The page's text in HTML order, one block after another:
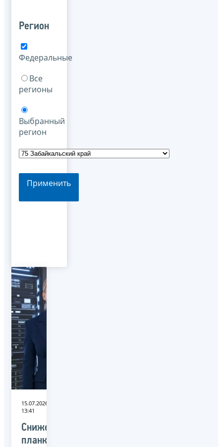
Регион
Федеральные
Все
регионы
Выбранный
регион
Применить
15.07.2026
13:41
Снижение
планки